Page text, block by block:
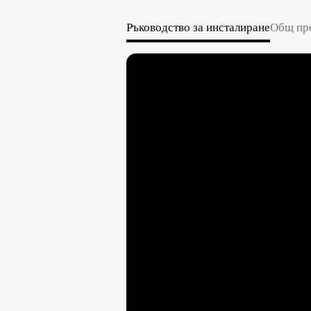
Ръководство за инсталиранеОбщ